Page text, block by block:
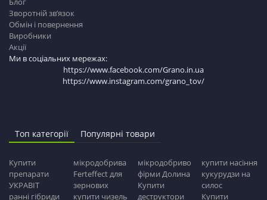
Зворотній зв’язок
Обмін і повернення
Виробники
Акції
Ми в соціальних мережах:
https://www.facebook.com/Grano.in.ua
https://www.instagram.com/grano_tov/
Топ категорії Популярні товари
Купити
препарати
УКРАВІТ
ранні гібриди
мікродобрива
Ferteffect для
зернових
купити чизель
мікродобриво
фірми Долина
Купити
деструктори
купити насіння
кукурудзи на
силос
Купити